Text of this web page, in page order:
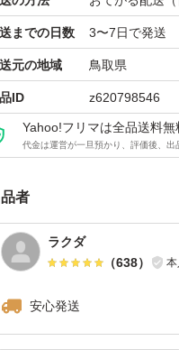
までの日数 3〜7日で発送
元の地域 鳥取県
ID z620798546
Yahoo!フリマは全品送料無
代金は運営が一旦預かり、評価後、出
者
ラクダ
（638）
安心発送